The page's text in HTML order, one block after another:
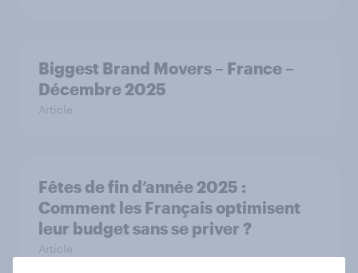
Biggest Brand Movers – France –
Décembre 2025
Article
Fêtes de fin d’année 2025 :
Comment les Français optimisent
leur budget sans se priver ?
Article